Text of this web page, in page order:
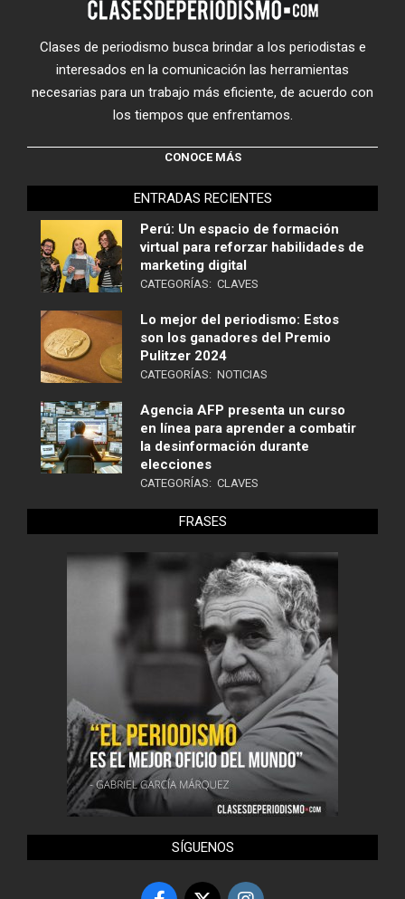
Clases de periodismo busca brindar a los periodistas e
interesados en la comunicación las herramientas
necesarias para un trabajo más eficiente, de acuerdo con
los tiempos que enfrentamos.
CONOCE MÁS
ENTRADAS RECIENTES
Perú: Un espacio de formación
virtual para reforzar habilidades de
marketing digital
CATEGORÍAS: CLAVES
Lo mejor del periodismo: Estos
son los ganadores del Premio
Pulitzer 2024
CATEGORÍAS: NOTICIAS
Agencia AFP presenta un curso
en línea para aprender a combatir
la desinformación durante
elecciones
CATEGORÍAS: CLAVES
FRASES
SÍGUENOS